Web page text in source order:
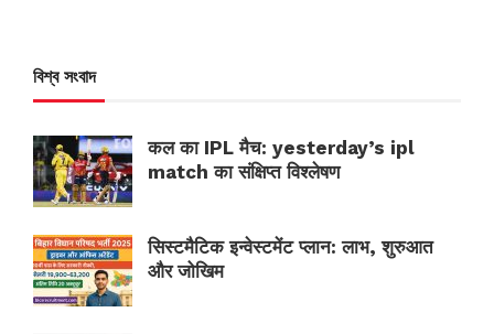
বিশ্ব সংবাদ
कल का IPL मैच: yesterday’s ipl
match का संक्षिप्त विश्लेषण
सिस्टमैटिक इन्वेस्टमेंट प्लान: लाभ, शुरुआत
और जोखिम